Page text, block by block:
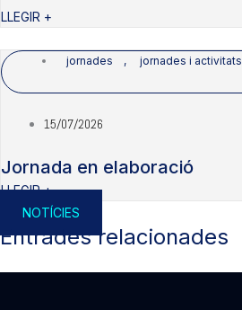
LLEGIR +
jornades , jornades i activitats
15/07/2026
Jornada en elaboració
LLEGIR +
NOTÍCIES
Entrades relacionades